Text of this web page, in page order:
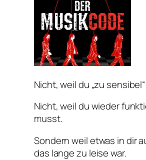
Nicht, weil du „zu
Nicht, weil du wieder
musst.
Sondern weil etwas in dir
das lange zu leise war.